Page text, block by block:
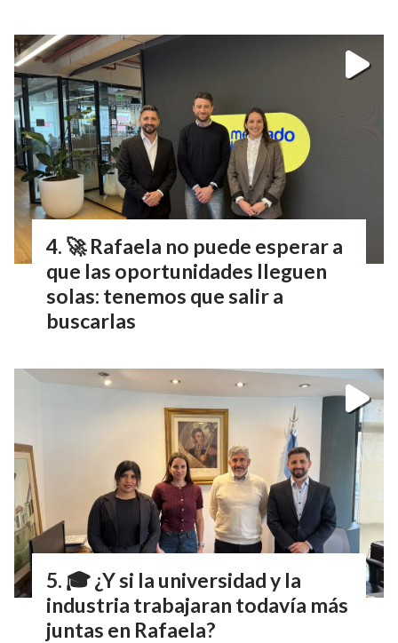
🚀 Rafaela no puede esperar a
que las oportunidades lleguen
solas: tenemos que salir a
buscarlas
🎓 ¿Y si la universidad y la
industria trabajaran todavía más
juntas en Rafaela?